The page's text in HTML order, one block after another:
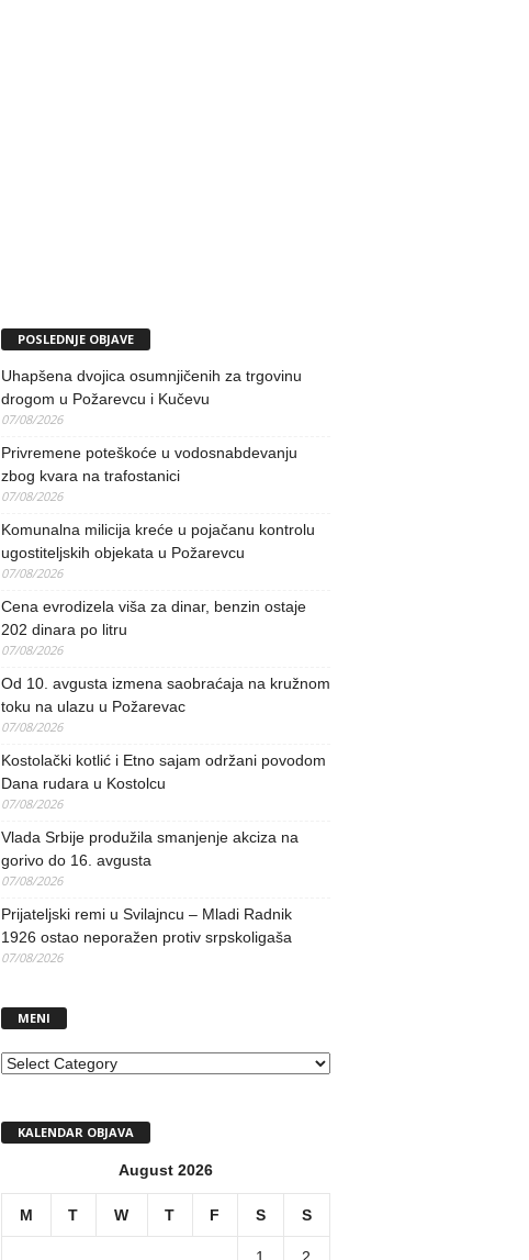
POSLEDNJE OBJAVE
Uhapšena dvojica osumnjičenih za trgovinu
drogom u Požarevcu i Kučevu
07/08/2026
Privremene poteškoće u vodosnabdevanju
zbog kvara na trafostanici
07/08/2026
Komunalna milicija kreće u pojačanu kontrolu
ugostiteljskih objekata u Požarevcu
07/08/2026
Cena evrodizela viša za dinar, benzin ostaje
202 dinara po litru
07/08/2026
Od 10. avgusta izmena saobraćaja na kružnom
toku na ulazu u Požarevac
07/08/2026
Kostolački kotlić i Etno sajam održani povodom
Dana rudara u Kostolcu
07/08/2026
Vlada Srbije produžila smanjenje akciza na
gorivo do 16. avgusta
07/08/2026
Prijateljski remi u Svilajncu – Mladi Radnik
1926 ostao neporažen protiv srpskoligaša
07/08/2026
MENI
MENI
KALENDAR OBJAVA
August 2026
M T W T F S S
1 2